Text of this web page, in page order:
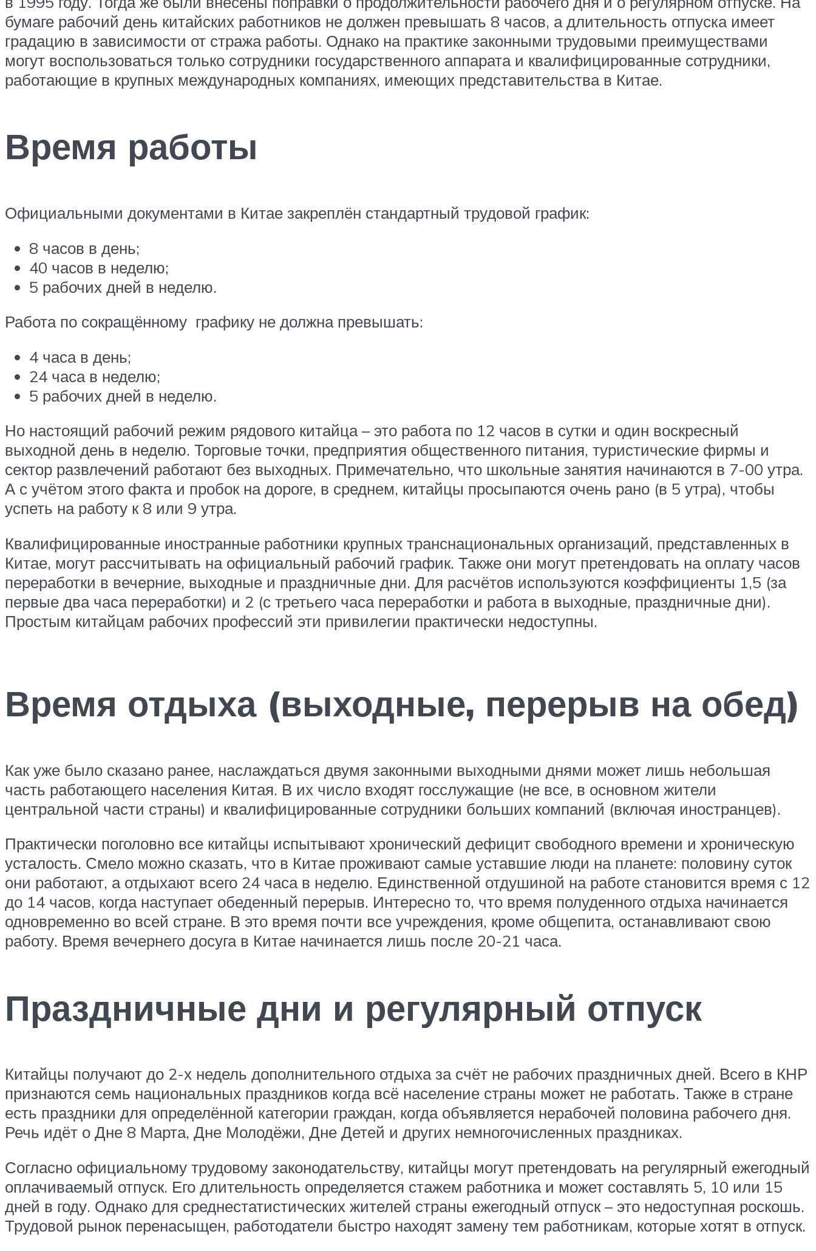
бумаге рабочий день китайских работников не должен превышать 8 часов, а длительность отпуска имеет
градацию в зависимости от стража работы. Однако на практике законными трудовыми преимуществами
могут воспользоваться только сотрудники государственного аппарата и квалифицированные сотрудники,
работающие в крупных международных компаниях, имеющих представительства в Китае.
Время работы
Официальными документами в Китае закреплён стандартный трудовой график:
8 часов в день;
40 часов в неделю;
5 рабочих дней в неделю.
Работа по сокращённому графику не должна превышать:
4 часа в день;
24 часа в неделю;
5 рабочих дней в неделю.
Но настоящий рабочий режим рядового китайца – это работа по 12 часов в сутки и один воскресный
выходной день в неделю. Торговые точки, предприятия общественного питания, туристические фирмы и
сектор развлечений работают без выходных. Примечательно, что школьные занятия начинаются в 7-00 утра.
А с учётом этого факта и пробок на дороге, в среднем, китайцы просыпаются очень рано (в 5 утра), чтобы
успеть на работу к 8 или 9 утра.
Квалифицированные иностранные работники крупных транснациональных организаций, представленных в
Китае, могут рассчитывать на официальный рабочий график. Также они могут претендовать на оплату часов
переработки в вечерние, выходные и праздничные дни. Для расчётов используются коэффициенты 1,5 (за
первые два часа переработки) и 2 (с третьего часа переработки и работа в выходные, праздничные дни).
Простым китайцам рабочих профессий эти привилегии практически недоступны.
Время отдыха (выходные, перерыв на обед)
Как уже было сказано ранее, наслаждаться двумя законными выходными днями может лишь небольшая
часть работающего населения Китая. В их число входят госслужащие (не все, в основном жители
центральной части страны) и квалифицированные сотрудники больших компаний (включая иностранцев).
Практически поголовно все китайцы испытывают хронический дефицит свободного времени и хроническую
усталость. Смело можно сказать, что в Китае проживают самые уставшие люди на планете: половину суток
они работают, а отдыхают всего 24 часа в неделю. Единственной отдушиной на работе становится время с 12
до 14 часов, когда наступает обеденный перерыв. Интересно то, что время полуденного отдыха начинается
одновременно во всей стране. В это время почти все учреждения, кроме общепита, останавливают свою
работу. Время вечернего досуга в Китае начинается лишь после 20-21 часа.
Праздничные дни и регулярный отпуск
Китайцы получают до 2-х недель дополнительного отдыха за счёт не рабочих праздничных дней. Всего в КНР
признаются семь национальных праздников когда всё население страны может не работать. Также в стране
есть праздники для определённой категории граждан, когда объявляется нерабочей половина рабочего дня.
Речь идёт о Дне 8 Марта, Дне Молодёжи, Дне Детей и других немногочисленных праздниках.
Согласно официальному трудовому законодательству, китайцы могут претендовать на регулярный ежегодный
оплачиваемый отпуск. Его длительность определяется стажем работника и может составлять 5, 10 или 15
дней в году. Однако для среднестатистических жителей страны ежегодный отпуск – это недоступная роскошь.
Трудовой рынок перенасыщен, работодатели быстро находят замену тем работникам, которые хотят в отпуск.